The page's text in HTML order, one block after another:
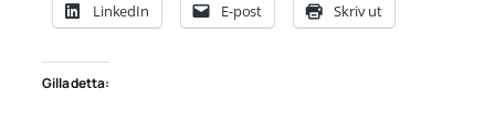
LinkedIn E-post Skriv ut
Gilla detta: